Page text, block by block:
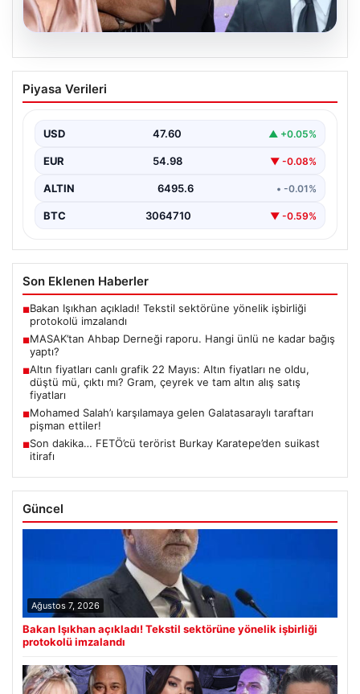
06.08.2026
MASAK’tan Ahbap Derneği raporu.
Hangi ünlü ne kadar bağış yaptı?
Bağışlar ve Ünlü İsimlerin Katkıları”, “content”: “
İstanbul…
Piyasa Verileri
USD 47.60 ▲ +0.05%
EUR 54.98 ▼ -0.08%
ALTIN 6495.6 • -0.01%
BTC 3064710 ▼ -0.59%
Son Eklenen Haberler
■Bakan Işıkhan açıkladı! Tekstil sektörüne yönelik işbirliği
protokolü imzalandı
■MASAK’tan Ahbap Derneği raporu. Hangi ünlü ne kadar bağış
yaptı?
■Altın fiyatları canlı grafik 22 Mayıs: Altın fiyatları ne oldu,
düştü mü, çıktı mı? Gram, çeyrek ve tam altın alış satış
fiyatları
■Mohamed Salah’ı karşılamaya gelen Galatasaraylı taraftarı
pişman ettiler!
■Son dakika… FETÖ’cü terörist Burkay Karatepe’den suikast
itirafı
Güncel
Ağustos 7, 2026
Bakan Işıkhan açıkladı! Tekstil sektörüne yönelik işbirliği
protokolü imzalandı